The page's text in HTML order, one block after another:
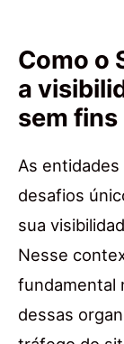
Como o
a
sem
As
desafios
sua
Nesse
fundamental
dessas